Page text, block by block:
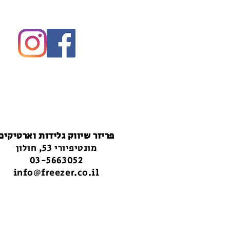
פריזר שיווק גלידות
מונטיפיורי 53, חולון
03-5663052
info@freezer.co.il